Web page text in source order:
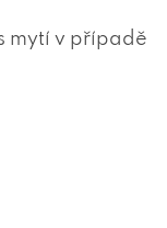
mytí v případě